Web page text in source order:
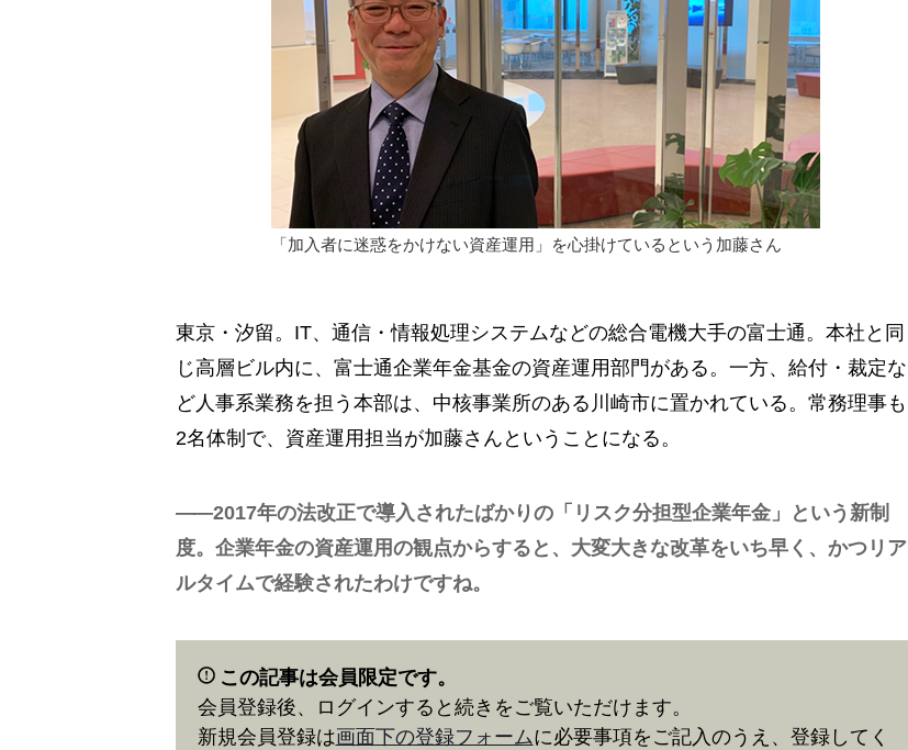
「加入者に迷惑をかけない資産運用」を心掛けているという加藤さん
東京・汐留。IT、通信・情報処理システムなどの総合電機大手の富士通。本社と同
じ高層ビル内に、富士通企業年金基金の資産運用部門がある。一方、給付・裁定な
ど人事系業務を担う本部は、中核事業所のある川崎市に置かれている。常務理事も
2名体制で、資産運用担当が加藤さんということになる。
2017年の法改正で導入されたばかりの「リスク分担型企業年金」という新制
度。企業年金の資産運用の観点からすると、大変大きな改革をいち早く、かつリア
ルタイムで経験されたわけですね。
この記事は会員限定です。
会員登録後、ログインすると続きをご覧いただけます。
新規会員登録は画面下の登録フォームに必要事項をご記入のうえ、登録してく